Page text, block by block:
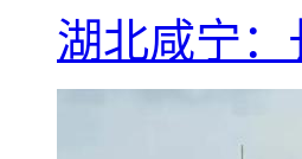
湖北咸宁